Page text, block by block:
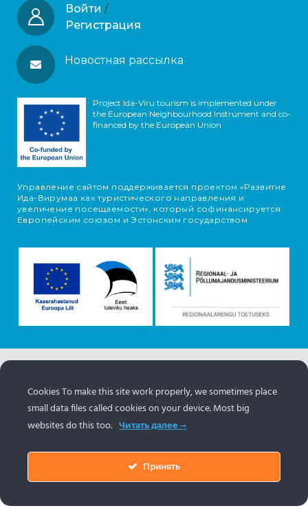
Войти /
Регистрация
Новостная рассылка
Project Ida-Viru tourism is implemented under
the European Neighbourhood Instrument and co-
financed by the European Union
Управление сайтом поддерживается проектом «Развитие
Ида-Вирумаа как туристического направления и
увеличение посещаемости», который софинансируется
Европейским союзом и Эстонским государством
портала Эстонии.www.puhkaeestis.ee
Cookies To make this site work properly, we sometimes place
small data files called cookies on your device. Most big
websites do this too.
Читать далее
Принять